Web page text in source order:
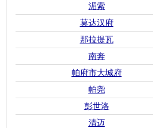
湄索
莫达汉府
那拉提瓦
南奔
帕府市大城府
帕尧
彭世洛
清迈